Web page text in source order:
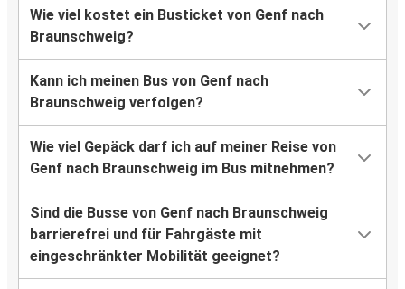
Wie viel kostet ein Busticket von Genf nach
Braunschweig?
Kann ich meinen Bus von Genf nach
Braunschweig verfolgen?
Wie viel Gepäck darf ich auf meiner Reise von
Genf nach Braunschweig im Bus mitnehmen?
Sind die Busse von Genf nach Braunschweig
barrierefrei und für Fahrgäste mit
eingeschränkter Mobilität geeignet?